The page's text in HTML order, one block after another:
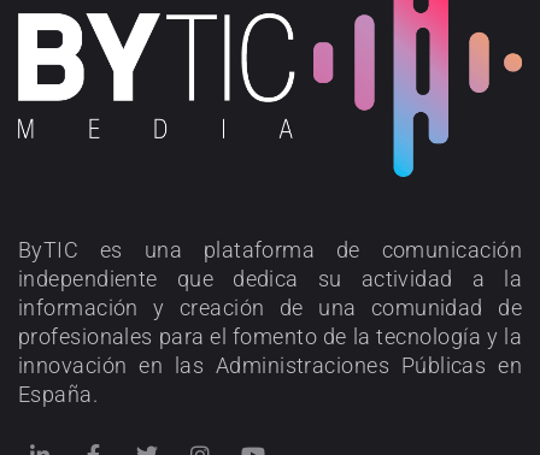
ByTIC es una plataforma de comunicación
independiente que dedica su actividad a la
información y creación de una comunidad de
profesionales para el fomento de la tecnología y la
innovación en las Administraciones Públicas en
España.